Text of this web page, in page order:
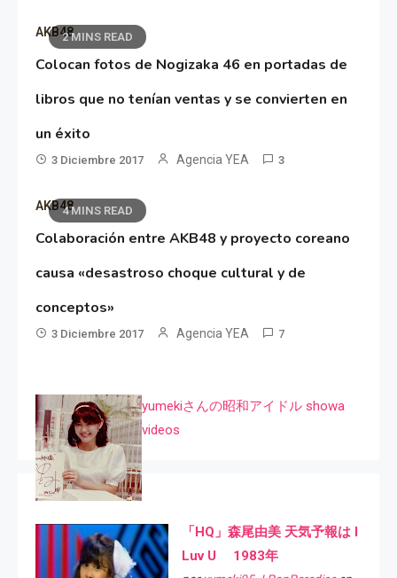
2 MINS READ
AKB48
Colocan fotos de Nogizaka 46 en portadas de
libros que no tenían ventas y se convierten en
un éxito
3 Diciembre 2017 Agencia YEA 3
4 MINS READ
AKB48
Colaboración entre AKB48 y proyecto coreano
causa «desastroso choque cultural y de
conceptos»
3 Diciembre 2017 Agencia YEA 7
yumekiさんの昭和アイドル showa
videos
「HQ」森尾由美 天気予報は I
Luv U 1983年